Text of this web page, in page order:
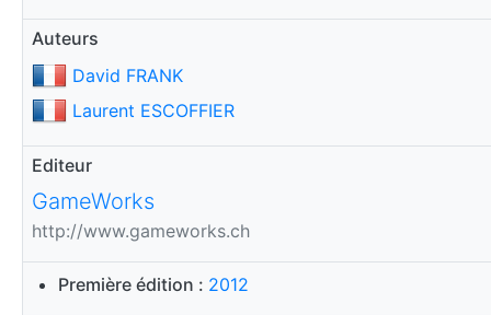
Auteurs
David FRANK
Laurent ESCOFFIER
Editeur
GameWorks
http://www.gameworks.ch
Première édition : 2012